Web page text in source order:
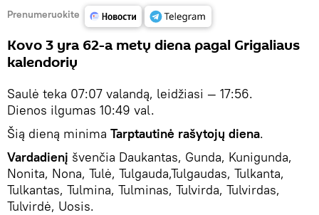
Prenumeruokite
Kovo 3 yra 62-a metų diena pagal Grigaliaus
kalendorių
Saulė teka 07:07 valandą, leidžiasi — 17:56.
Dienos ilgumas 10:49 val.
Šią dieną minima Tarptautinė rašytojų diena.
Vardadienį švenčia Daukantas, Gunda, Kunigunda,
Nonita, Nona, Tulė, Tulgauda,Tulgaudas, Tulkanta,
Tulkantas, Tulmina, Tulminas, Tulvirda, Tulvirdas,
Tulvirdė, Uosis.